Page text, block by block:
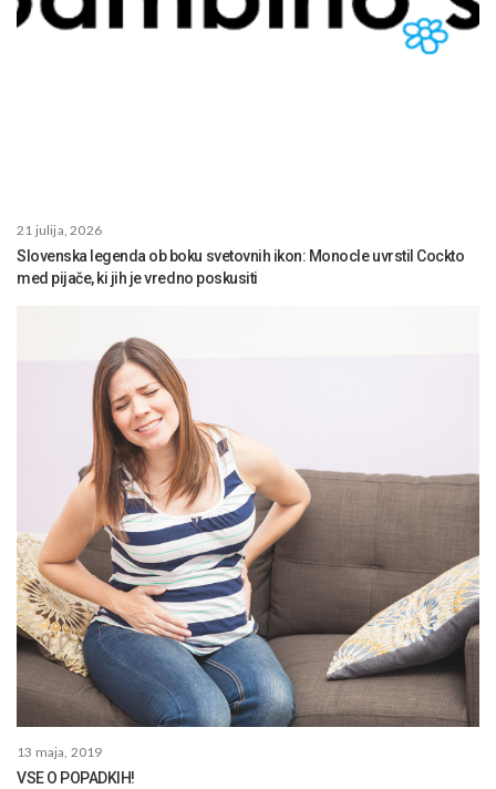
21 julija, 2026
Slovenska legenda ob boku svetovnih ikon: Monocle uvrstil Cockto
med pijače, ki jih je vredno poskusiti
13 maja, 2019
VSE O POPADKIH!